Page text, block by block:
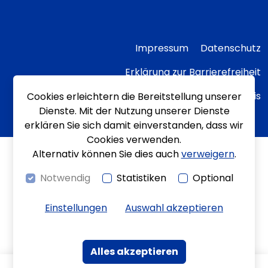
Impressum
Datenschutz
Erklärung zur Barrierefreiheit
Transparenzhinweis
Cookies erleichtern die Bereitstellung unserer
Dienste. Mit der Nutzung unserer Dienste
erklären Sie sich damit einverstanden, dass wir
Cookies verwenden.
Alternativ können Sie dies auchverweigern.
Notwendig
Statistiken Optional
Einstellungen Auswahl akzeptieren
Alles akzeptieren